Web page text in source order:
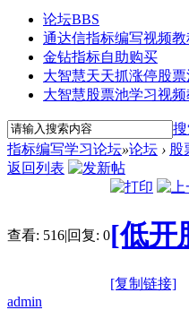
论坛BBS
通达信指标编写视频教
金钻指标自助购买
大智慧天天抓涨停股票
大智慧股票池学习视频
指标编写学习论坛»论坛 › 股
返回列表
查看: 516|回复: 0[低开
[复制链接]
admin